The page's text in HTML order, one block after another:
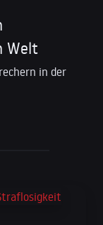
Welt
in der